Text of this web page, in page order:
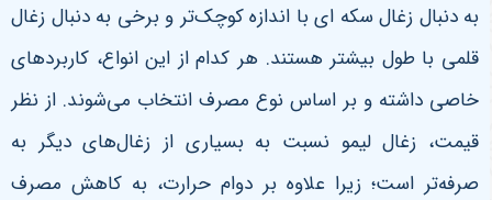
به دنبال زغال سکه ای با اندازه کوچک‌تر و برخی به دنبال زغال
قلمی با طول بیشتر هستند. هر کدام از این انواع، کاربردهای
خاصی داشته و بر اساس نوع مصرف انتخاب می‌شوند. از نظر
قیمت، زغال لیمو نسبت به بسیاری از زغال‌های دیگر به
صرفه‌تر است؛ زیرا علاوه بر دوام حرارت، به کاهش مصرف